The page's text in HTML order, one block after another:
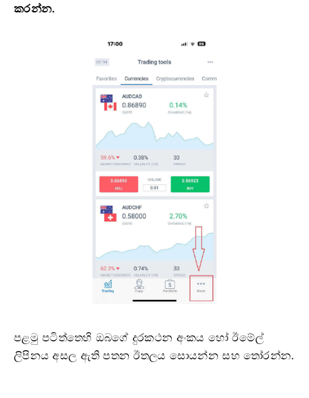
කරන්න.
පළමු පටිත්තෙහි ඔබගේ දුරකථන අංකය හෝ ඊමේල්
ලිපිනය අසල ඇති පතන ඊතලය සොයන්න සහ තෝරන්න.